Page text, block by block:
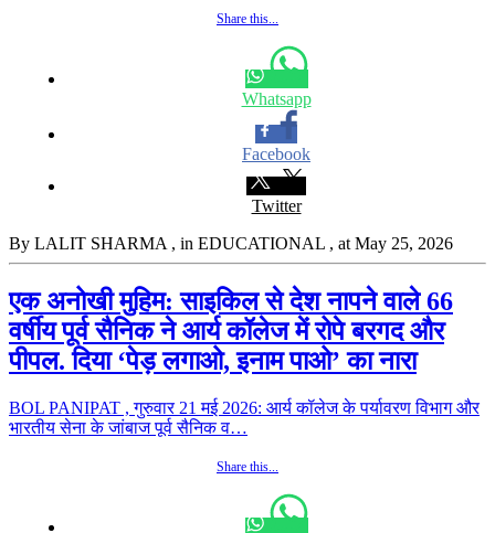
Share this...
Whatsapp
Facebook
Twitter
By LALIT SHARMA , in EDUCATIONAL , at May 25, 2026
एक अनोखी मुहिम: साइकिल से देश नापने वाले 66
वर्षीय पूर्व सैनिक ने आर्य कॉलेज में रोपे बरगद और
पीपल. दिया ‘पेड़ लगाओ, इनाम पाओ’ का नारा
BOL PANIPAT , गुरुवार 21 मई 2026: आर्य कॉलेज के पर्यावरण विभाग और
भारतीय सेना के जांबाज पूर्व सैनिक व…
Share this...